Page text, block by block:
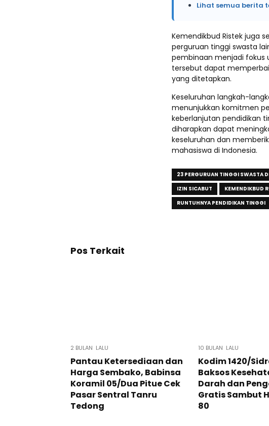
Lihat semua berita
Kemendikbud Ristek juga
perguruan tinggi swasta
pembinaan menjadi fokus
tersebut dapat
yang ditetapkan.
Keseluruhan langkah-
menunjukkan komitmen
keberlanjutan pendidikan
diharapkan dapat
keseluruhan dan
mahasiswa di Indonesia.
23 PERGURUAN TINGGI SWASTA
IZIN SICABUT
KEMENDIKBUD
RUNTUHNYA PENDIDIKAN TINGGI
Pos Terkait
2 BULAN LALU
Pantau Ketersediaan dan
Harga Sembako, Babinsa
Koramil 05/Dua Pitue Cek
Pasar Sentral Tanru
Tedong
10 BULAN LALU
Kodim 1420/
Baksos
Darah dan
Gratis Sambut
80